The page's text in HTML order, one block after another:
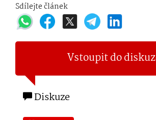
Sdílejte článek
Vstoupit do
Diskuze